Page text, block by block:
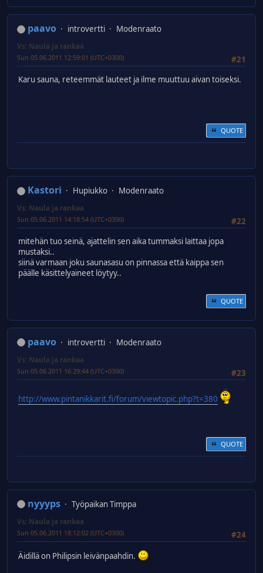
paavo introvertti Modenraato
Vs: Naula ja rankaa
#21
Sun 05.06.2011 12:59:01 (UTC+0300)
Karu sauna, reteemmät lauteet ja ilme muuttuu aivan toiseksi.
QUOTE
Kastori Hupiukko Modenraato
Vs: Naula ja rankaa
#22
Sun 05.06.2011 14:18:54 (UTC+0300)
mitehän tuo seinä, ajattelin sen aika tummaksi laittaa jopa
mustaksi..
siinä varmaan joku saunasasu on pinnassa että kaippa sen
päälle käsittelyaineet löytyy..
QUOTE
paavo introvertti Modenraato
Vs: Naula ja rankaa
#23
Sun 05.06.2011 16:29:44 (UTC+0300)
http://www.pintanikkarit.fi/forum/viewtopic.php?t=380
QUOTE
nyyyps Työpaikan Timppa
Vs: Naula ja rankaa
#24
Sun 05.06.2011 18:12:02 (UTC+0300)
Äidillä on Philipsin leivänpaahdin.